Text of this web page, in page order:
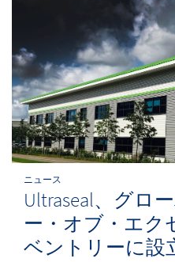
ニュース
Ultraseal、グロ
ー・オブ・エク
ベントリーに設